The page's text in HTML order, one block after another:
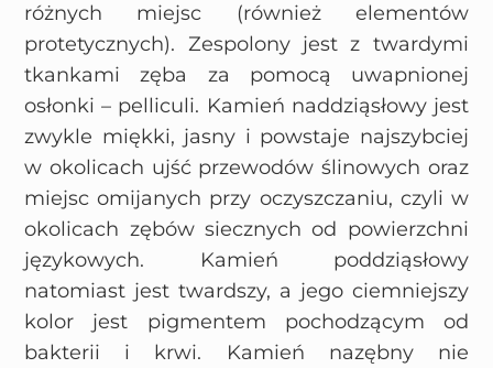
różnych miejsc (również elementów
protetycznych). Zespolony jest z twardymi
tkankami zęba za pomocą uwapnionej
osłonki – pelliculi. Kamień naddziąsłowy jest
zwykle miękki, jasny i powstaje najszybciej
w okolicach ujść przewodów ślinowych oraz
miejsc omijanych przy oczyszczaniu, czyli w
okolicach zębów siecznych od powierzchni
językowych. Kamień poddziąsłowy
natomiast jest twardszy, a jego ciemniejszy
kolor jest pigmentem pochodzącym od
bakterii i krwi. Kamień nazębny nie